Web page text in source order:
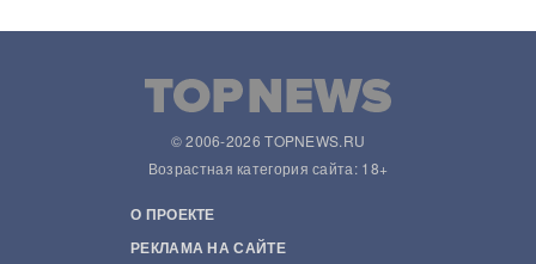
© 2006-2026 TOPNEWS.RU
Возрастная категория сайта: 18+
О ПРОЕКТЕ
РЕКЛАМА НА САЙТЕ